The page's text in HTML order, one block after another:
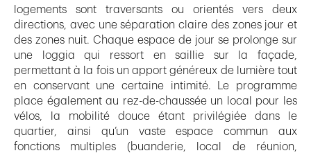
logements sont traversants ou orientés vers deux
directions, avec une séparation claire des zones jour et
des zones nuit. Chaque espace de jour se prolonge sur
une loggia qui ressort en saillie sur la façade,
permettant à la fois un apport généreux de lumière tout
en conservant une certaine intimité. Le programme
place également au rez-de-chaussée un local pour les
vélos, la mobilité douce étant privilégiée dans le
quartier, ainsi qu’un vaste espace commun aux
fonctions multiples (buanderie, local de réunion,